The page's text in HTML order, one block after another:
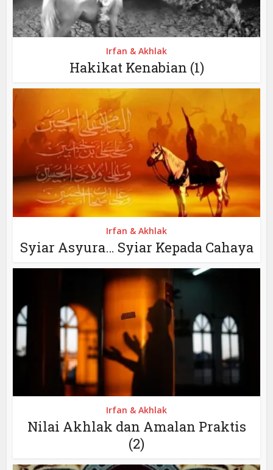
Irfan & Akhlak
Hakikat Kenabian (1)
Irfan & Akhlak
Syiar Asyura… Syiar Kepada Cahaya
Irfan & Akhlak
Nilai Akhlak dan Amalan Praktis
(2)